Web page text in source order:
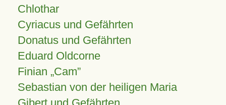
Chlothar
Cyriacus und Gefährten
Donatus und Gefährten
Eduard Oldcorne
Finian Cam
Sebastian von der heiligen Maria